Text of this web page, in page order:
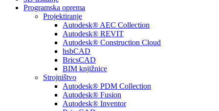
Programska oprema
Projektiranje
Autodesk® AEC Collection
Autodesk® REVIT
Autodesk® Construction Cloud
hsbCAD
BricsCAD
BIM knjižnice
Strojništvo
Autodesk® PDM Collection
Autodesk® Fusion
Autodesk® Inventor